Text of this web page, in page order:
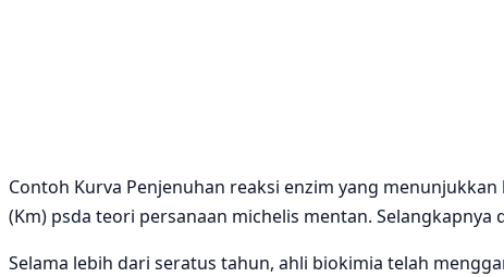
Contoh Kurva Penjenuhan reaksi enzim yang
(Km) psda teori persanaan michelis mentan. Selangkapnya
Selama lebih dari seratus tahun, ahli biokimia telah